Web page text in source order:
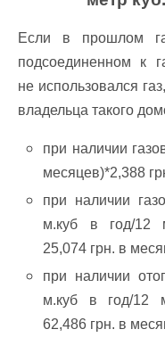
Если в прошлом
подсоединенном к
не использовался
владельца такого
при наличии
месяцев)*2,388
при наличии
м.куб в год/12
25,074 грн. в
при наличии
м.куб в год/12
62,486 грн. в